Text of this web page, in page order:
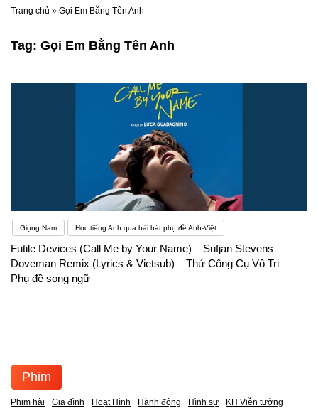
Trang chủ » Gọi Em Bằng Tên Anh
Tag: Gọi Em Bằng Tên Anh
Giọng Nam Học tiếng Anh qua bài hát phụ đề Anh-Việt
Futile Devices (Call Me by Your Name) – Sufjan Stevens –
Doveman Remix (Lyrics & Vietsub) – Thứ Công Cụ Vô Tri –
Phụ đề song ngữ
Phim
Phim hài Gia đình Hoạt Hình Hành động Hình sự KH Viễn tưởng